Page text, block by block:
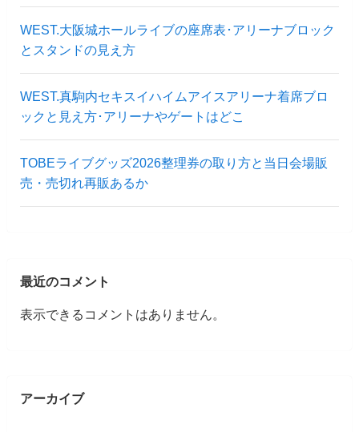
WEST.大阪城ホールライブの座席表･アリーナブロック
とスタンドの見え方
WEST.真駒内セキスイハイムアイスアリーナ着席ブロ
ックと見え方･アリーナやゲートはどこ
TOBEライブグッズ2026整理券の取り方と当日会場販
売・売切れ再販あるか
最近のコメント
表示できるコメントはありません。
アーカイブ